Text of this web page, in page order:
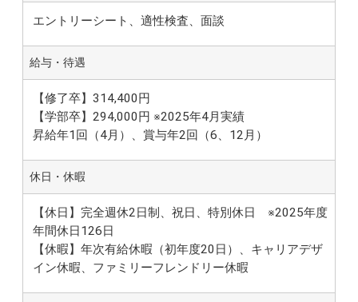
エントリーシート、適性検査、面談
給与・待遇
【修了卒】314,400円
【学部卒】294,000円 ※2025年4月実績
昇給年1回（4月）、賞与年2回（6、12月）
休日・休暇
【休日】完全週休2日制、祝日、特別休日 ※2025年度
年間休日126日
【休暇】年次有給休暇（初年度20日）、キャリアデザ
イン休暇、ファミリーフレンドリー休暇